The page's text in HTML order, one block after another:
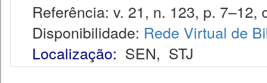
Referência: v. 21, n. 123, p. 7–12,
Disponibilidade: Rede Virtual de
Localização: SEN, STJ